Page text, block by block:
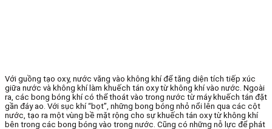
Với guồng tạo oxy, nước văng vào không khí để tăng diện tích tiếp xúc
giữa nước và không khí làm khuếch tán oxy từ không khí vào nước. Ngoài
ra, các bong bóng khí có thể thoát vào trong nước từ máy khuếch tán đặt
gần đáy ao. Với sục khí “bọt”, những bong bóng nhỏ nổi lên qua các cột
nước, tạo ra một vùng bề mặt rộng cho sự khuếch tán oxy từ không khí
bên trong các bong bóng vào trong nước. Cũng có những nỗ lực để phát